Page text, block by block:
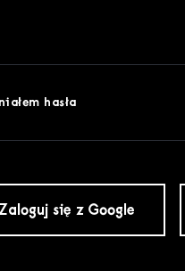
hasła
się z Google